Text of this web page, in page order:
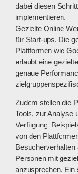
dabei diesen
implementieren.
Gezielte Online
für Start-ups. Die
Plattformen wie
erlaubt eine
genaue
Zudem stellen die
Tools, zur Analyse
Verfügung.
von den
Besucherverhalten
Personen mit
anzusprechen. Ein